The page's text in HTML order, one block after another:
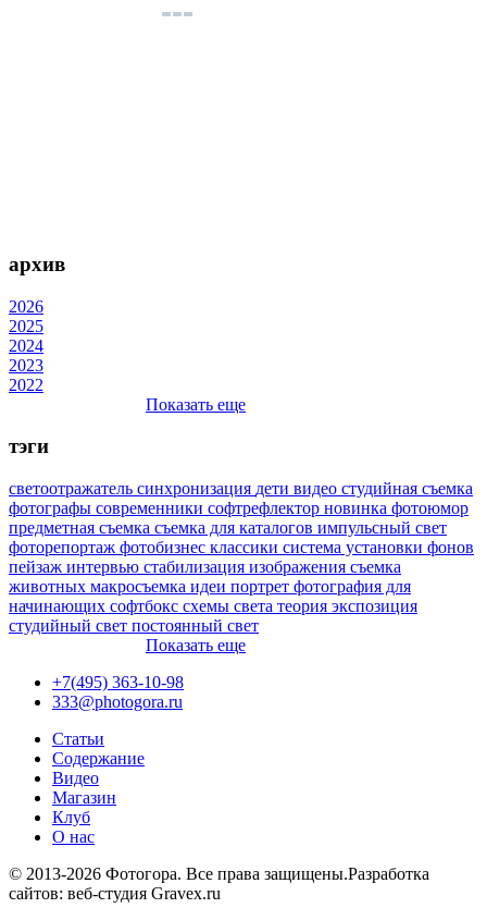
архив
2026
2025
2024
2023
2022
Показать еще
тэги
светоотражатель синхронизация дети видео студийная съемка
фотографы современники софтрефлектор новинка фотоюмор
предметная съемка съемка для каталогов импульсный свет
фоторепортаж фотобизнес классики система установки фонов
пейзаж интервью стабилизация изображения съемка
животных макросъемка идеи портрет фотография для
начинающих софтбокс схемы света теория экспозиция
студийный свет постоянный свет
Показать еще
+7(495) 363-10-98
333@photogora.ru
Статьи
Содержание
Видео
Магазин
Клуб
О нас
© 2013-2026 Фотогора. Все права защищены.Разработка
сайтов: веб-студия Gravex.ru